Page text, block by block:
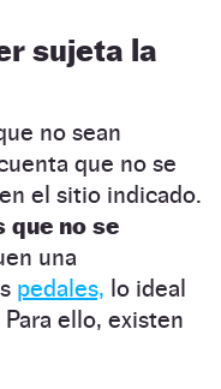
sujeta la
no sean
que no se
el sitio indicado.
que no se
una
pedales, lo ideal
ello, existen